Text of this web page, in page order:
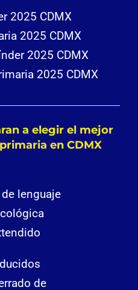
2025 CDMX
2025 CDMX
2025 CDMX
2025 CDMX
a elegir el mejor
en CDMX
lenguaje
de